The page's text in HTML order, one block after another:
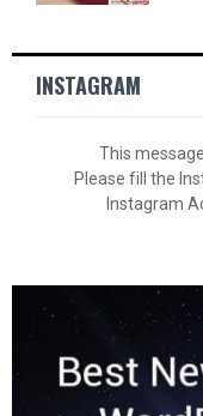
INSTAGRAM
This
Please fill the
Instagram